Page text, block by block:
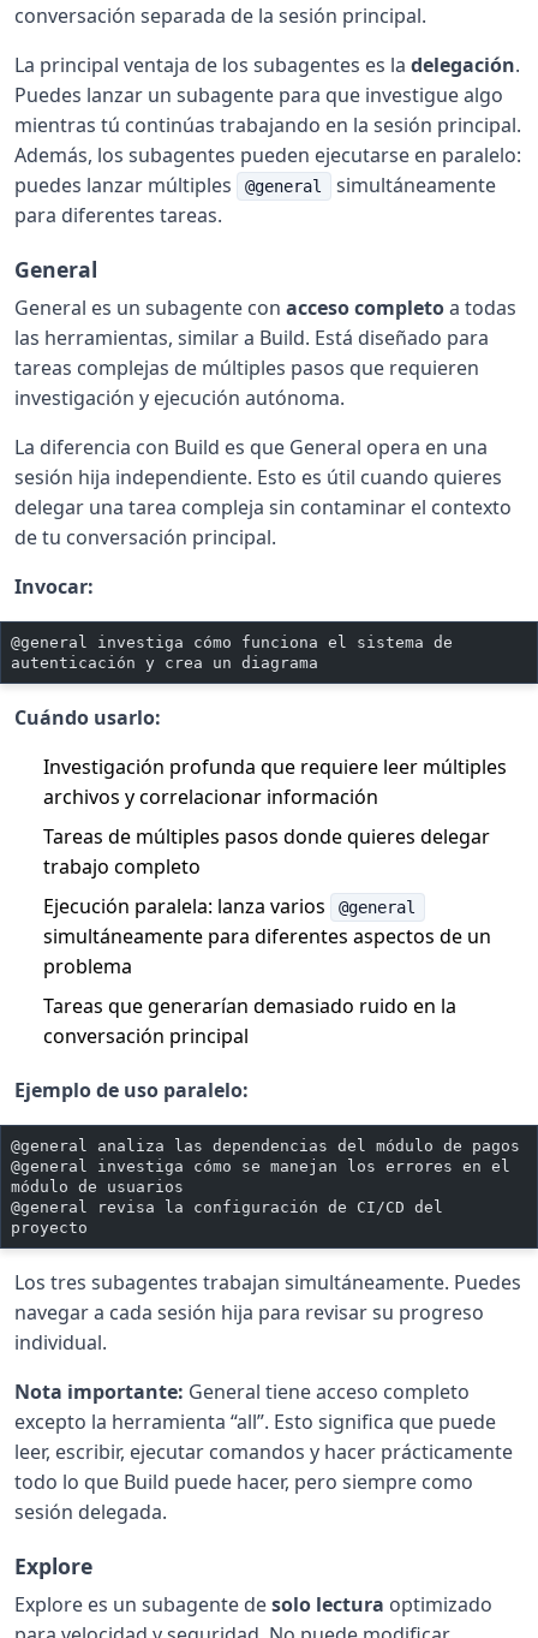
conversación separada de la sesión principal.
La principal ventaja de los subagentes es la delegación.
Puedes lanzar un subagente para que investigue algo
mientras tú continúas trabajando en la sesión principal.
Además, los subagentes pueden ejecutarse en paralelo:
puedes lanzar múltiples
@general
simultáneamente
para diferentes tareas.
General
General es un subagente con acceso completoa todas
las herramientas, similar a Build. Está diseñado para
tareas complejas de múltiples pasos que requieren
investigación y ejecución autónoma.
La diferencia con Build es que General opera en una
sesión hija independiente. Esto es útil cuando quieres
delegar una tarea compleja sin contaminar el contexto
de tu conversación principal.
Invocar:
@general investiga cómo funciona el sistema de
autenticación y crea un diagrama
Cuándo usarlo:
Investigación profunda que requiere leer múltiples
archivos y correlacionar información
Tareas de múltiples pasos donde quieres delegar
trabajo completo
Ejecución paralela: lanza varios
@general
simultáneamente para diferentes aspectos de un
problema
Tareas que generarían demasiado ruido en la
conversación principal
Ejemplo de uso paralelo:
@general analiza las dependencias del módulo de pagos
@general investiga cómo se manejan los errores en el
módulo de usuarios
@general revisa la configuración de CI/CD del
proyecto
Los tres subagentes trabajan simultáneamente. Puedes
navegar a cada sesión hija para revisar su progreso
individual.
Nota importante: General tiene acceso completo
excepto la herramienta “all”. Esto significa que puede
leer, escribir, ejecutar comandos y hacer prácticamente
todo lo que Build puede hacer, pero siempre como
sesión delegada.
Explore
Explore es un subagente desolo lectura optimizado